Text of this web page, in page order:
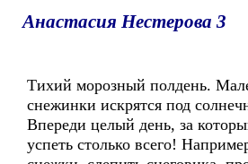
Анастасия Нестерова 3
Тихий морозный полдень.
снежинки искрятся под
Впереди целый день, за
успеть столько всего!